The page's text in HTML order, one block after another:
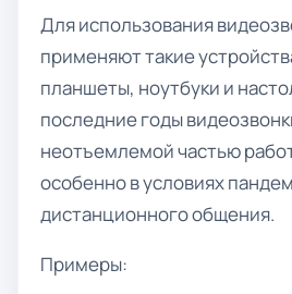
Для использования
применяют такие
планшеты, ноутбуки и
последние годы
неотъемлемой частью
особенно в условиях
дистанционного общения.
Примеры: